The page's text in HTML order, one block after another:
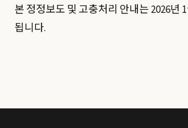
본 정정보도 및 고충처리 안내는 2026년
됩니다.